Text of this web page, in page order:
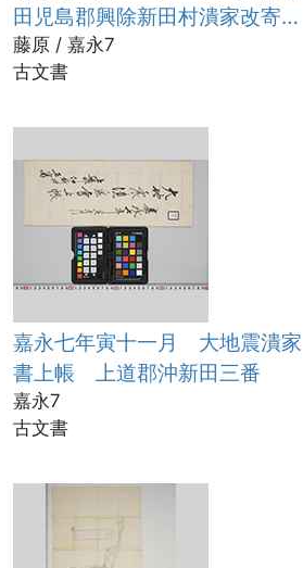
田児島郡興除新田村潰家改寄目
録并御郡中寄目録共
藤原 / 嘉永7
古文書
嘉永七年寅十一月 大地震潰家
書上帳 上道郡沖新田三番
嘉永7
古文書